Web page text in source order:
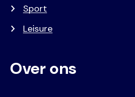
Sport
Leisure
Over ons